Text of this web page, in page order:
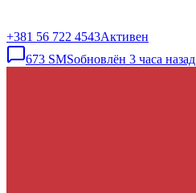
+381 56 722 4543Активен
673 SMSобновлён 3 часа назад